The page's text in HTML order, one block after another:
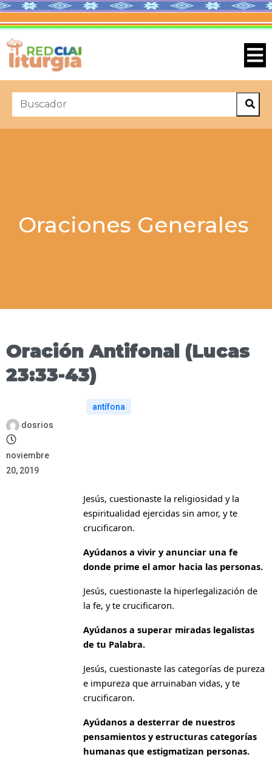
Oraciones Generales
Oración Antifonal (Lucas
23:33-43)
dosrios
noviembre
20, 2019
antífona
Jesús, cuestionaste la religiosidad y la
espiritualidad ejercidas sin amor, y te
crucificaron.
Ayúdanos a vivir y anunciar una fe
donde prime el amor hacia las personas.
Jesús, cuestionaste la hiperlegalización de
la fe, y te crucificaron.
Ayúdanos a superar miradas legalistas
de tu Palabra.
Jesús, cuestionaste las categorías de pureza
e impureza que arruinaban vidas, y te
crucificaron.
Ayúdanos a desterrar de nuestros
pensamientos y estructuras categorías
humanas que estigmatizan personas.